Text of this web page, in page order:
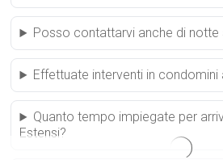
Posso contattarvi anche di notte
Effettuate interventi in condomini
Quanto tempo impiegate per
Estensi?